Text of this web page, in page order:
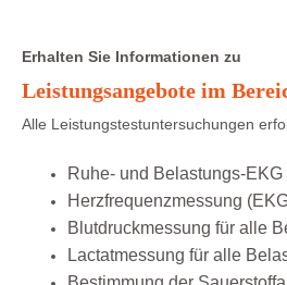
Erhalten Sie Informationen zu
Leistungsangebote im
Alle Leistungstestuntersuchungen
Ruhe- und Belastungs-EKG
Herzfrequenzmessung
Blutdruckmessung für alle
Lactatmessung für alle